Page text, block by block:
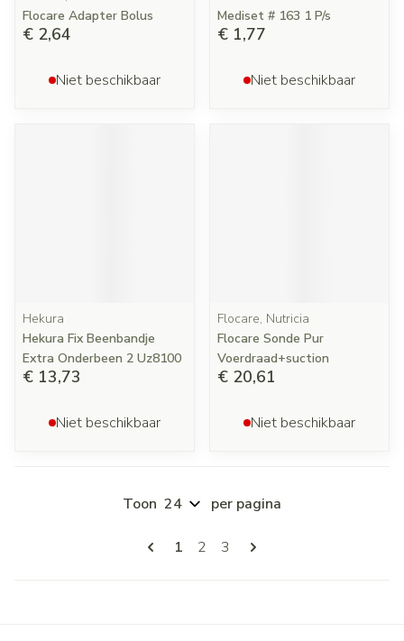
Flocare Adapter Bolus
€ 2,64
Niet beschikbaar
Mediset # 163 1 P/s
€ 1,77
Niet beschikbaar
Hekura
Hekura Fix Beenbandje
Extra Onderbeen 2 Uz8100
€ 13,73
Niet beschikbaar
Flocare, Nutricia
Flocare Sonde Pur
Voerdraad+suction
€ 20,61
Niet beschikbaar
Pagina's
U lees momenteel pagina
1 Pagina
2 Pagina
3
Toon per pagina